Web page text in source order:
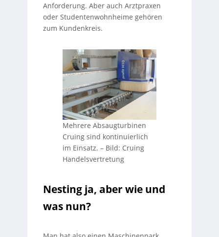
Anforderung. Aber auch Arztpraxen
oder Studentenwohnheime gehören
zum Kundenkreis.
Mehrere Absaugturbinen
Cruing sind kontinuierlich
im Einsatz. – Bild: Cruing
Handelsvertretung
Nesting ja, aber wie und
was nun?